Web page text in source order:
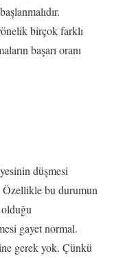
birçok farklı
başarı oranı
düşmesi
Özellikle bu durumun
gayet normal.
gerek yok. Çünkü